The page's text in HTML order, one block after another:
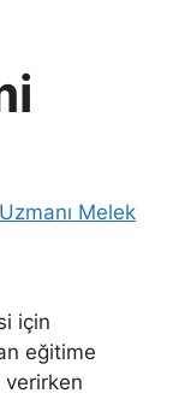
Melek
için
eğitime
verirken